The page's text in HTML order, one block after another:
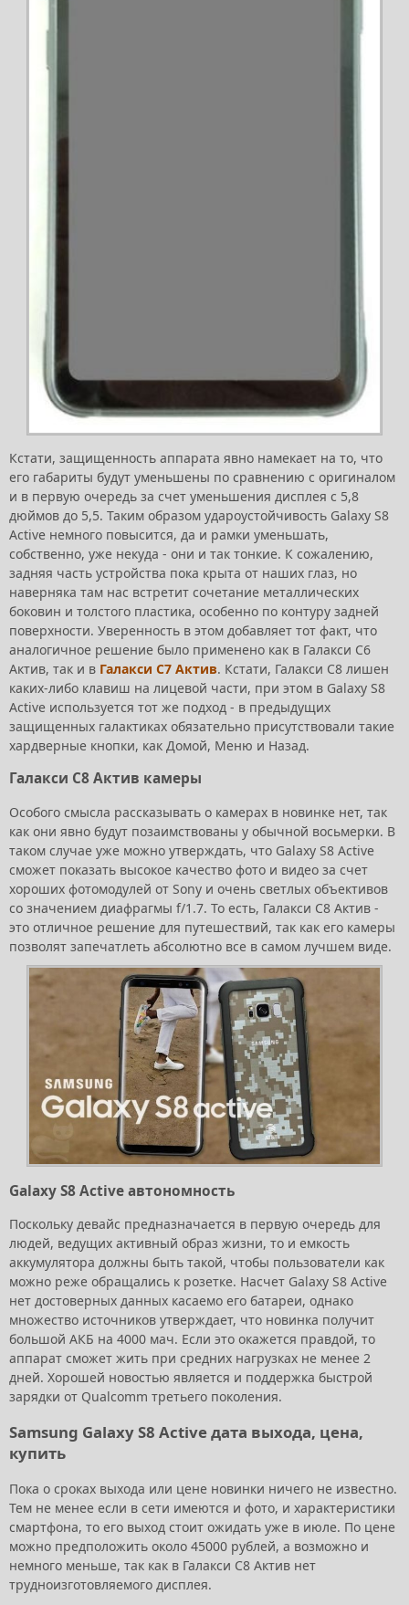
Кстати, защищенность аппарата явно намекает на то, что
его габариты будут уменьшены по сравнению с оригиналом
и в первую очередь за счет уменьшения дисплея с 5,8
дюймов до 5,5. Таким образом удароустойчивость Galaxy S8
Active немного повысится, да и рамки уменьшать,
собственно, уже некуда - они и так тонкие. К сожалению,
задняя часть устройства пока крыта от наших глаз, но
наверняка там нас встретит сочетание металлических
боковин и толстого пластика, особенно по контуру задней
поверхности. Уверенность в этом добавляет тот факт, что
аналогичное решение было применено как в Галакси С6
Актив, так и в Галакси С7 Актив. Кстати, Галакси С8 лишен
каких-либо клавиш на лицевой части, при этом в Galaxy S8
Active используется тот же подход - в предыдущих
защищенных галактиках обязательно присутствовали такие
хардверные кнопки, как Домой, Меню и Назад.
Галакси С8 Актив камеры
Особого смысла рассказывать о камерах в новинке нет, так
как они явно будут позаимствованы у обычной восьмерки. В
таком случае уже можно утверждать, что Galaxy S8 Active
сможет показать высокое качество фото и видео за счет
хороших фотомодулей от Sony и очень светлых объективов
со значением диафрагмы f/1.7. То есть, Галакси С8 Актив -
это отличное решение для путешествий, так как его камеры
позволят запечатлеть абсолютно все в самом лучшем виде.
Galaxy S8 Active автономность
Поскольку девайс предназначается в первую очередь для
людей, ведущих активный образ жизни, то и емкость
аккумулятора должны быть такой, чтобы пользователи как
можно реже обращались к розетке. Насчет Galaxy S8 Active
нет достоверных данных касаемо его батареи, однако
множество источников утверждает, что новинка получит
большой АКБ на 4000 мач. Если это окажется правдой, то
аппарат сможет жить при средних нагрузках не менее 2
дней. Хорошей новостью является и поддержка быстрой
зарядки от Qualcomm третьего поколения.
Samsung Galaxy S8 Active дата выхода, цена,
купить
Пока о сроках выхода или цене новинки ничего не известно.
Тем не менее если в сети имеются и фото, и характеристики
смартфона, то его выход стоит ожидать уже в июле. По цене
можно предположить около 45000 рублей, а возможно и
немного меньше, так как в Галакси С8 Актив нет
трудноизготовляемого дисплея.